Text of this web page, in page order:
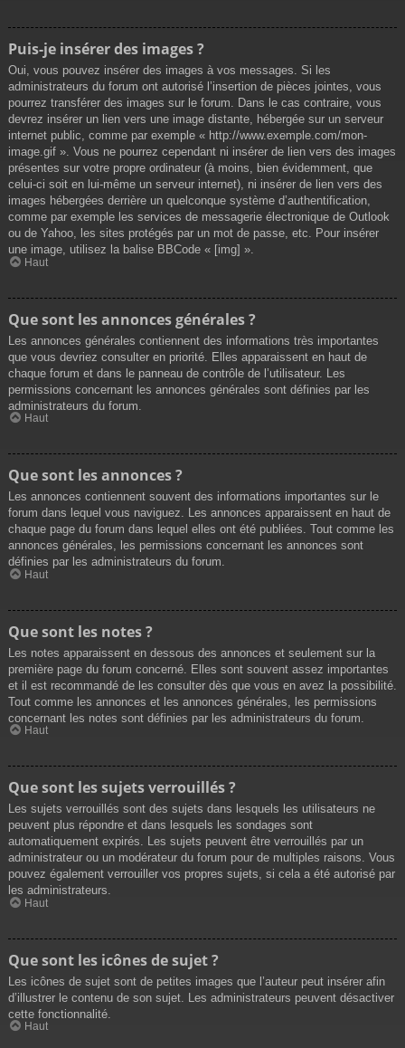
Puis-je insérer des images ?
Oui, vous pouvez insérer des images à vos messages. Si les
administrateurs du forum ont autorisé l’insertion de pièces jointes, vous
pourrez transférer des images sur le forum. Dans le cas contraire, vous
devrez insérer un lien vers une image distante, hébergée sur un serveur
internet public, comme par exemple « http://www.exemple.com/mon-
image.gif ». Vous ne pourrez cependant ni insérer de lien vers des images
présentes sur votre propre ordinateur (à moins, bien évidemment, que
celui-ci soit en lui-même un serveur internet), ni insérer de lien vers des
images hébergées derrière un quelconque système d’authentification,
comme par exemple les services de messagerie électronique de Outlook
ou de Yahoo, les sites protégés par un mot de passe, etc. Pour insérer
une image, utilisez la balise BBCode « [img] ».
Haut
Que sont les annonces générales ?
Les annonces générales contiennent des informations très importantes
que vous devriez consulter en priorité. Elles apparaissent en haut de
chaque forum et dans le panneau de contrôle de l’utilisateur. Les
permissions concernant les annonces générales sont définies par les
administrateurs du forum.
Haut
Que sont les annonces ?
Les annonces contiennent souvent des informations importantes sur le
forum dans lequel vous naviguez. Les annonces apparaissent en haut de
chaque page du forum dans lequel elles ont été publiées. Tout comme les
annonces générales, les permissions concernant les annonces sont
définies par les administrateurs du forum.
Haut
Que sont les notes ?
Les notes apparaissent en dessous des annonces et seulement sur la
première page du forum concerné. Elles sont souvent assez importantes
et il est recommandé de les consulter dès que vous en avez la possibilité.
Tout comme les annonces et les annonces générales, les permissions
concernant les notes sont définies par les administrateurs du forum.
Haut
Que sont les sujets verrouillés ?
Les sujets verrouillés sont des sujets dans lesquels les utilisateurs ne
peuvent plus répondre et dans lesquels les sondages sont
automatiquement expirés. Les sujets peuvent être verrouillés par un
administrateur ou un modérateur du forum pour de multiples raisons. Vous
pouvez également verrouiller vos propres sujets, si cela a été autorisé par
les administrateurs.
Haut
Que sont les icônes de sujet ?
Les icônes de sujet sont de petites images que l’auteur peut insérer afin
d’illustrer le contenu de son sujet. Les administrateurs peuvent désactiver
cette fonctionnalité.
Haut